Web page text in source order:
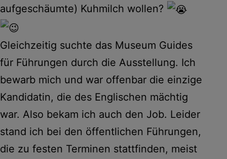
aufgeschäumte) Kuhmilch wollen?
Gleichzeitig suchte das Museum Guides
für Führungen durch die Ausstellung. Ich
bewarb mich und war offenbar die einzige
Kandidatin, die des Englischen mächtig
war. Also bekam ich auch den Job. Leider
stand ich bei den öffentlichen Führungen,
die zu festen Terminen stattfinden, meist